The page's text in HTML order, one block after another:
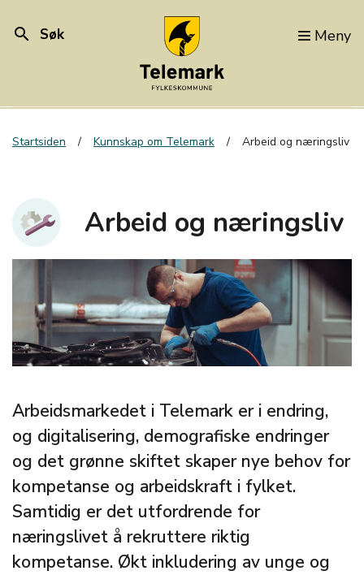
search Søk Meny
Startsiden Kunnskap om Telemark Arbeid og næringsliv
Arbeid og næringsliv
Arbeidsmarkedet i Telemark er i endring,
og digitalisering, demografiske endringer
og det grønne skiftet skaper nye behov for
kompetanse og arbeidskraft i fylket.
Samtidig er det utfordrende for
næringslivet å rekruttere riktig
kompetanse. Økt inkludering av unge og